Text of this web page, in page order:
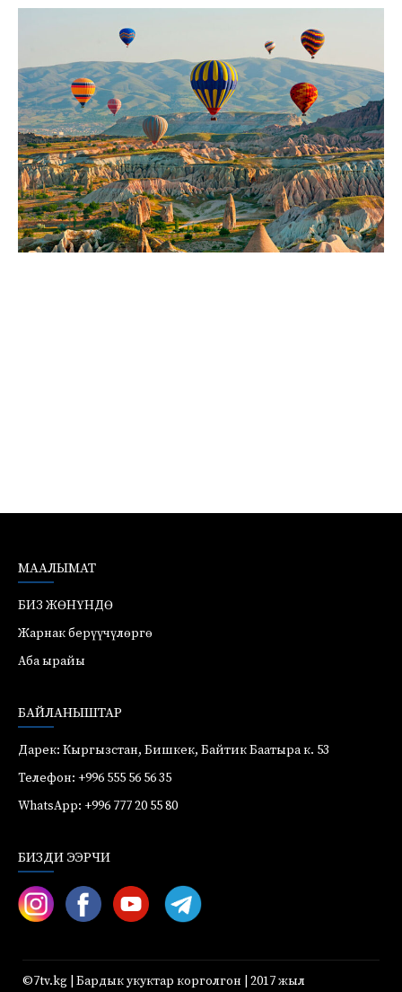
МААЛЫМАТ
БИЗ ЖӨНҮНДӨ
Жарнак берүүчүлөргө
Аба ырайы
БАЙЛАНЫШТАР
Дарек: Кыргызстан, Бишкек, Байтик Баатыра к. 53
Телефон: +996 555 56 56 35
WhatsApp: +996 777 20 55 80
БИЗДИ ЭЭРЧИ
©7tv.kg | Бардык укуктар корголгон | 2017 жыл